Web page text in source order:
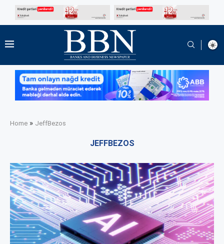
Home » JeffBezos
JEFFBEZOS